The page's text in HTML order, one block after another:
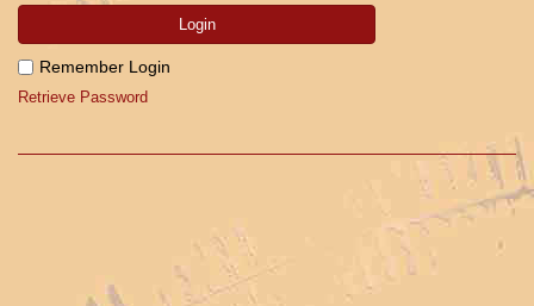
Login
Remember Login
Retrieve Password